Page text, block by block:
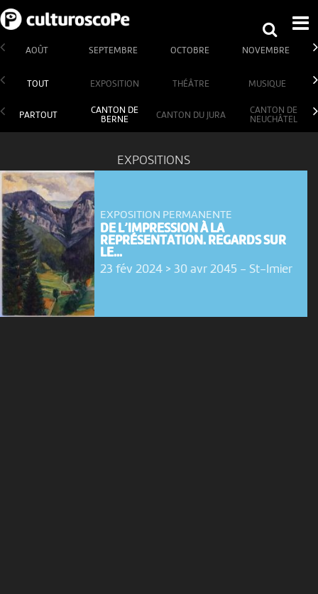
AOÛT SEPTEMBRE OCTOBRE NOVEMBRE
TOUT EXPOSITION THÉÂTRE MUSIQUE
PARTOUT
CANTON DE
BERNE
CANTON DU JURA
CANTON DE
NEUCHÂTEL
EXPOSITIONS
EXPOSITION PERMANENTE
DE L’IMPRESSION À LA
REPRÉSENTATION. REGARDS SUR
LE...
23 fév 2024 > 30 avr 2045 - St-Imier